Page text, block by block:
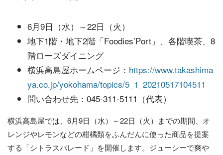
6月9日（水）～22日（火）
地下1階・地下2階「Foodies’Port」、各階喫茶、8
階ローズダイニング
横浜高島屋ホームページ： https://www.takashima
ya.co.jp/yokohama/topics/5_1_20210517104511
問い合わせ先：045-311-5111（代表）
横浜高島屋では、6月9日（水）～22日（火）までの期間、オ
レンジやレモンなどの柑橘類をふんだんに使った商品を提案
する「シトラスパレード」を開催します。ジューシーで爽や